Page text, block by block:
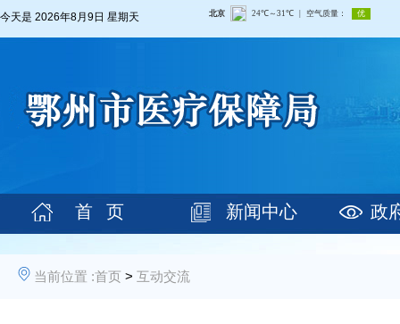
今天是 2026年8月9日 星期天
首 页 新闻中心 政
当前位置 :首页 > 互动交流